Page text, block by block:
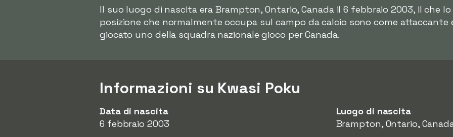
Il suo luogo di nascita era Brampton, Ontario, Canada il 6 febbraio 2003, il che
posizione che normalmente occupa sul campo da calcio sono come attaccante
giocato uno della squadra nazionale gioco per Canada.
Informazioni su Kwasi Poku
Data di nascita
6 febbraio 2003
Luogo di nascita
Brampton, Ontario,